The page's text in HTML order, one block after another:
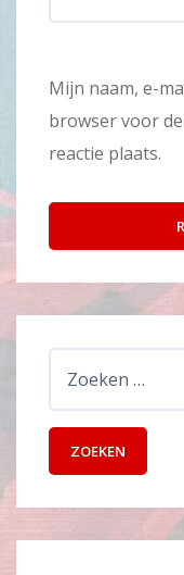
Mijn naam, e-
browser voor
reactie plaats.